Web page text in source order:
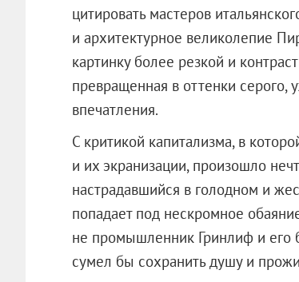
цитировать мастеров
и архитектурное великолепие
картинку более резкой и
превращенная в оттенки серого,
впечатления.
С критикой капитализма, в
и их экранизации, произошло
настрадавшийся в голодном и
попадает под нескромное
не промышленник Гринлиф и его
сумел бы сохранить душу и